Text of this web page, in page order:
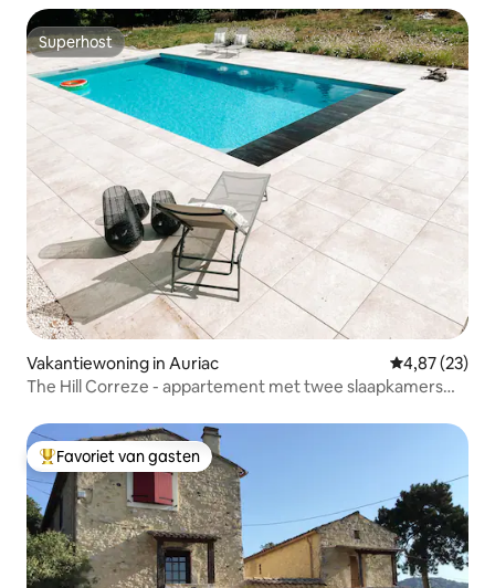
Superhost
Superhost
Vakantiewoning in Auriac Gemiddelde
4,87 (23)
The Hill Correze - appartement met twee slaapkamers
Topfavoriet van gasten
Favoriet van gasten